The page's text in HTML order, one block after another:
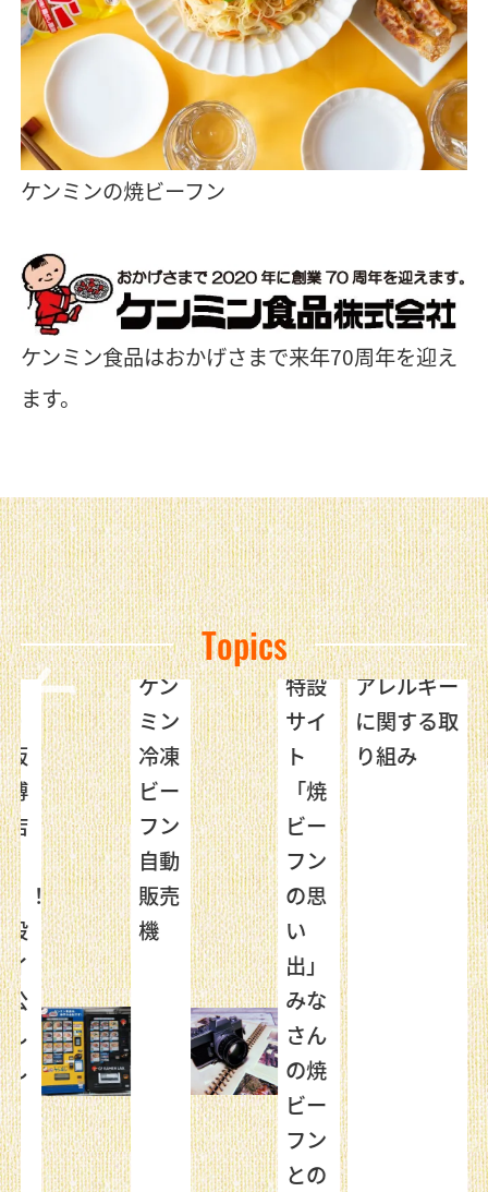
ケンミンの焼ビーフン
ケンミン食品はおかげさまで来年70周年を迎え
ます。
Topics
ケン
ミン
冷凍
ビー
フン
自動
販売
機
特設
サイ
ト
「焼
ビー
フン
の思
い
出」
みな
さん
の焼
ビー
フン
との
アレルギー
に関する取
り組み